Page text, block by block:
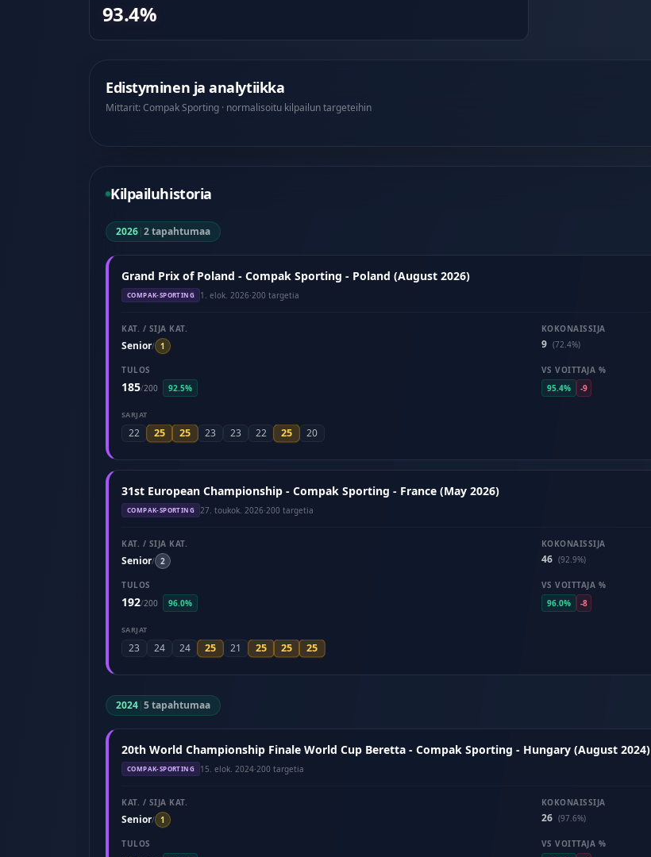
93.4%
Edistyminen ja analytiikka
Mittarit: Compak Sporting · normalisoitu kilpailun targeteihin
Kilpailuhistoria
2026|2 tapahtumaa
Grand Prix of Poland - Compak Sporting - Poland (August 2026)
COMPAK-SPORTING 1. elok. 2026·200 targetia
KAT. / SIJA KAT.
Senior/ 1
KOKONAISSIJA
9 (72.4%)
TULOS
185/200 92.5%
VS VOITTAJA %
95.4%
-9
SARJAT
22 25 25 23 23 22 25 20
31st European Championship - Compak Sporting - France (May 2026)
COMPAK-SPORTING 27. toukok. 2026·200 targetia
KAT. / SIJA KAT.
Senior/ 2
KOKONAISSIJA
46 (92.9%)
TULOS
192/200 96.0%
VS VOITTAJA %
96.0%
-8
SARJAT
23 24 24 25 21 25 25 25
2024|5 tapahtumaa
20th World Championship Finale World Cup Beretta - Compak Sporting - Hungary (August 2024)
COMPAK-SPORTING 15. elok. 2024·200 targetia
KAT. / SIJA KAT.
Senior/ 1
KOKONAISSIJA
26 (97.6%)
TULOS
VS VOITTAJA %